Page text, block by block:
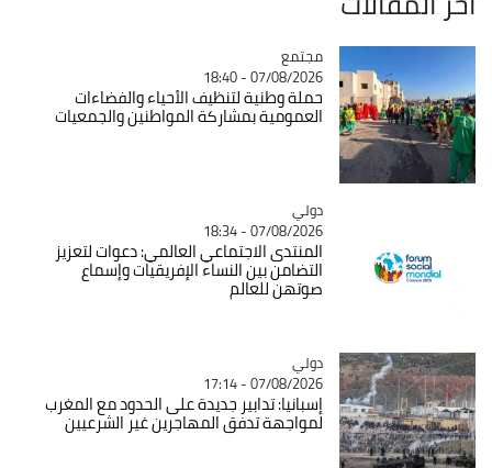
Catégorie
مجتمع
07/08/2026 - 18:40
حملة وطنية لتنظيف الأحياء والفضاءات
العمومية بمشاركة المواطنين والجمعيات
Catégorie
دولي
07/08/2026 - 18:34
المنتدى الاجتماعي العالمي: دعوات لتعزيز
التضامن بين النساء الإفريقيات وإسماع
صوتهن للعالم
Catégorie
دولي
07/08/2026 - 17:14
إسبانيا: تدابير جديدة على الحدود مع المغرب
لمواجهة تدفق المهاجرين غير الشرعيين